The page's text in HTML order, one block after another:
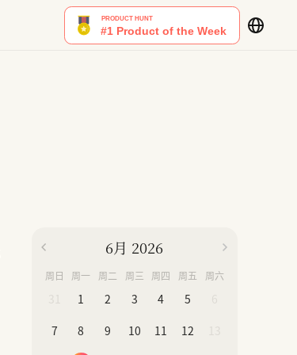
6月 2026
周日 周一 周二 周三 周四 周五 周六
1 2 3 4 5
7
8 9 10 11 12